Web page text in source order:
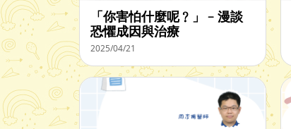
「你害怕什麼呢﹖」﹣漫談
恐懼成因與治療
2025/04/21